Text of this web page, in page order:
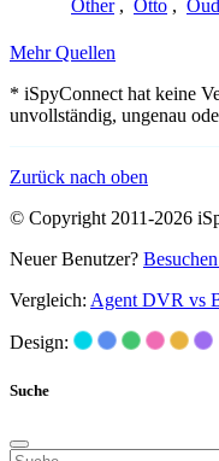
Other , Otto ,
Mehr Quellen
* iSpyConnect hat keine
unvollständig, ungenau
Zurück nach oben
© Copyright 2011-2026
Neuer Benutzer?
Vergleich: Agent DVR vs
Design:
Suche